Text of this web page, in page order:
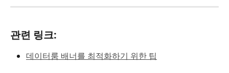
관련 링크:
데이터룸 배너를 최적화하기 위한 팁